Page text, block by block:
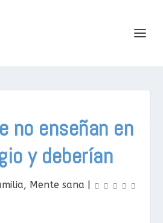
no enseñan en
y deberían
, Mente sana |